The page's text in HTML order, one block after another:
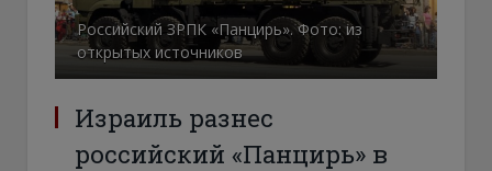
Российский ЗРПК «Панцирь». Фото: из
открытых источников
Израиль разнес
российский «Панцирь» в